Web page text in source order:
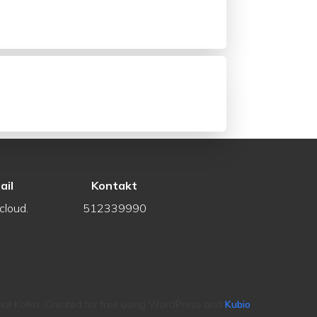
Kontakt
512339990
Kałka. Created for free using WordPress andKubio